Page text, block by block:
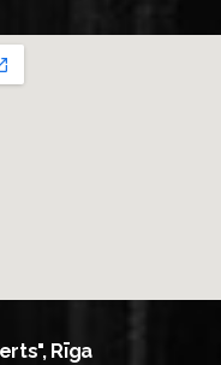
Rīga